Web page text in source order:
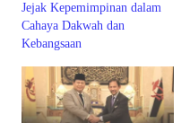
Jejak Kepemimpinan dalam
Cahaya Dakwah dan
Kebangsaan